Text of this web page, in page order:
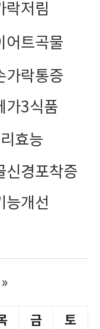
락저림
어트곡물
가락통증
가3식품
효능
신경포착증
능개선
»
금 토